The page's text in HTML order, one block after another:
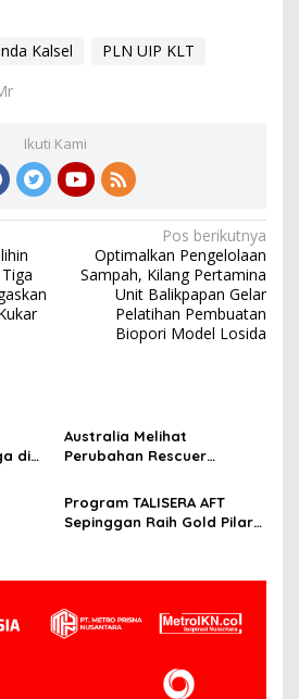
Kalsel
PLN UIP KLT
Ikuti Kami
Pos berikutnya
Optimalkan Pengelolaan
Sampah, Kilang Pertamina
Unit Balikpapan Gelar
Pelatihan Pembuatan
Biopori Model Losida
di
Australia Melihat
Perubahan Rescuer
Tahun IMERC
Program TALISERA AFT
Sepinggan Raih Gold Pilar